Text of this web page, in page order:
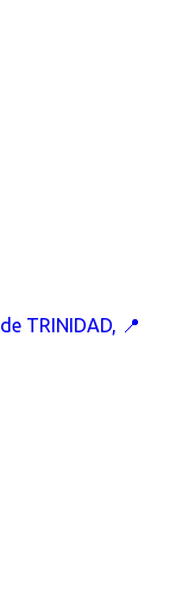
TRINIDAD, 📍